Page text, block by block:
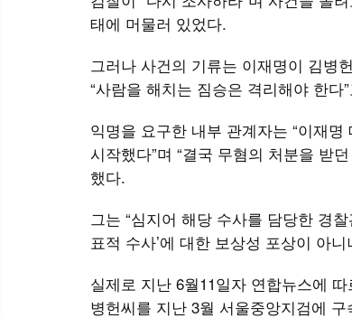
태에 머물러 있었다.
그러나 사건의 기류는 이재명이 김병
“사람을 해치는 짐승은 격리해야 한
익명을 요구한 내부 관계자는 “이재
시작했다”며 “결국 무혐의 처분을 받
했다.
그는 “심지어 해당 수사를 담당한 경
표적 수사’에 대한 보상성 포상이 아
실제로 지난 6월11일자 연합뉴스에
병헌씨를 지난 3월 서울중앙지검에